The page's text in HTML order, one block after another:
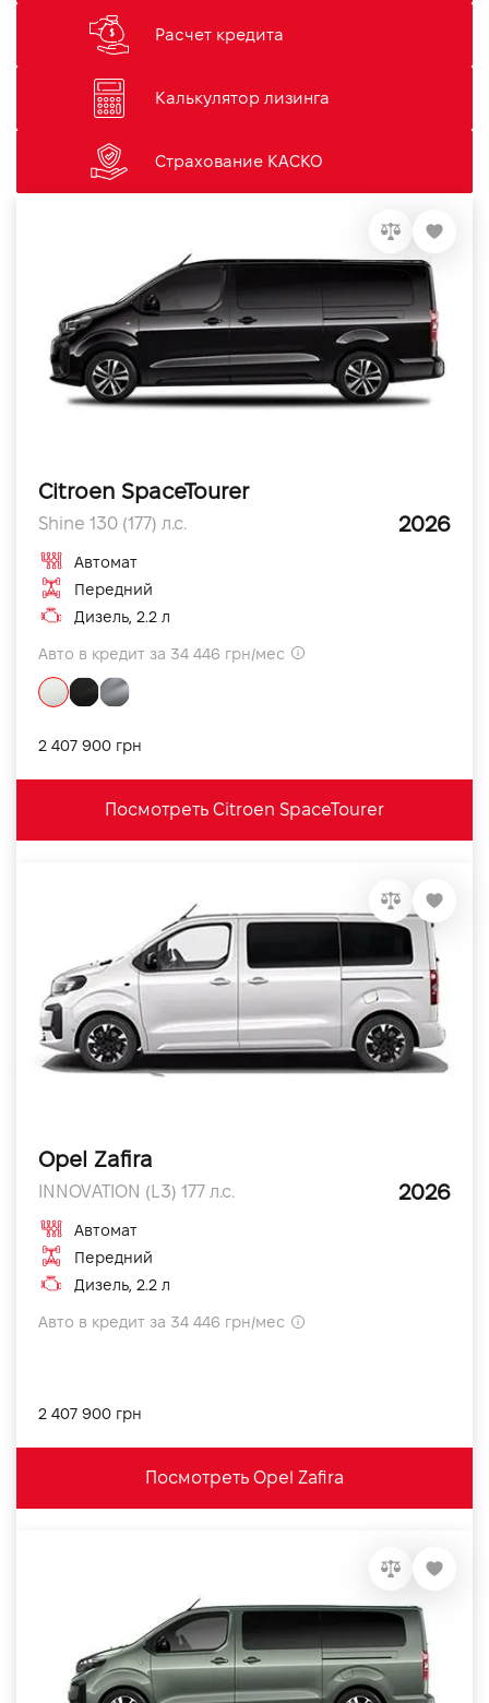
Расчет кредита
Калькулятор лизинга
Страхование КАСКО
Citroen SpaceTourer
Shine 130 (177) л.с. 2026
Автомат
Передний
Дизель, 2.2 л
Авто в кредит за 34 446 грн/мес
2 407 900 грн
Посмотреть Citroen SpaceTourer
Opel Zafira
INNOVATION (L3) 177 л.с. 2026
Автомат
Передний
Дизель, 2.2 л
Авто в кредит за 34 446 грн/мес
2 407 900 грн
Посмотреть Opel Zafira